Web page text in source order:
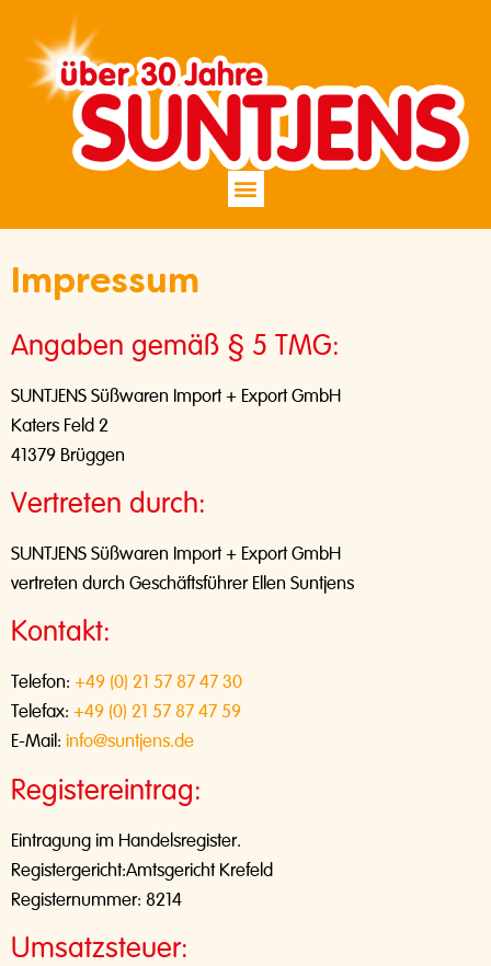
springen
Impressum
Angaben gemäß § 5 TMG:
SUNTJENS Süßwaren Import + Export GmbH
Katers Feld 2
41379 Brüggen
Vertreten durch:
SUNTJENS Süßwaren Import + Export GmbH
vertreten durch Geschäftsführer Ellen Suntjens
Kontakt:
Telefon: +49 (0) 21 57 87 47 30
Telefax: +49 (0) 21 57 87 47 59
E-Mail: info@suntjens.de
Registereintrag:
Eintragung im Handelsregister.
Registergericht:Amtsgericht Krefeld
Registernummer: 8214
Umsatzsteuer: